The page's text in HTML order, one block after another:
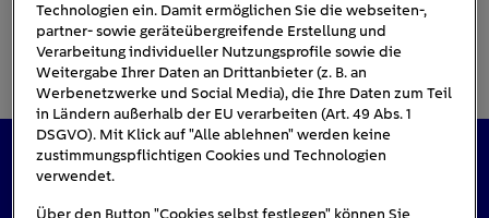
Das könnte Sie auch interessieren
Technologien ein. Damit ermöglichen Sie die webseiten-,
partner- sowie geräteübergreifende Erstellung und
Verarbeitung individueller Nutzungsprofile sowie die
Weitergabe Ihrer Daten an Drittanbieter (z. B. an
Werbenetzwerke und Social Media), die Ihre Daten zum Teil
in Ländern außerhalb der EU verarbeiten (Art. 49 Abs. 1
DSGVO). Mit Klick auf "Alle ablehnen" werden keine
zustimmungspflichtigen Cookies und Technologien
verwendet.
Über den Button "Cookies selbst festlegen" können Sie